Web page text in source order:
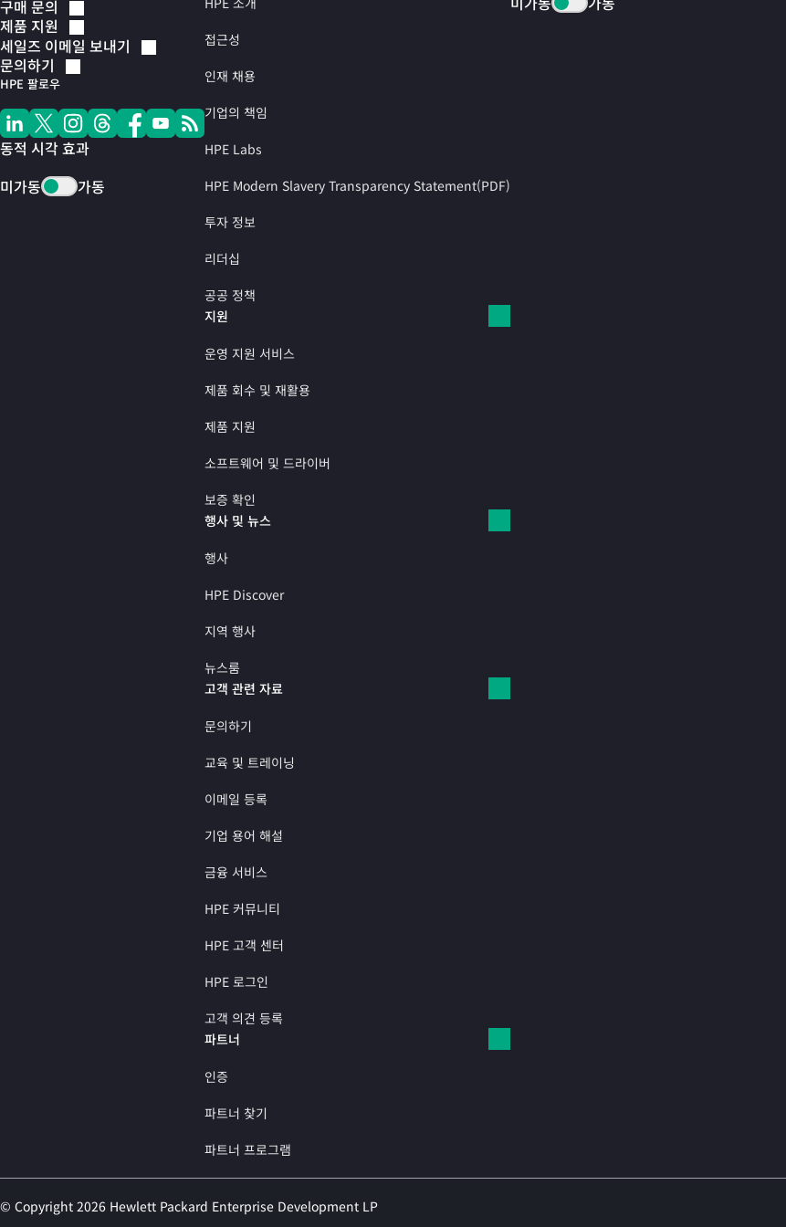
구매 문의
제품 지원
세일즈 이메일 보내기
문의하기
HPE 팔로우
동적 시각 효과
미가동
가동
접근성
인재 채용
기업의 책임
HPE Labs
HPE Modern Slavery Transparency Statement(PDF)
투자 정보
리더십
공공 정책
지원
운영 지원 서비스
제품 회수 및 재활용
제품 지원
소프트웨어 및 드라이버
보증 확인
행사 및 뉴스
행사
HPE Discover
지역 행사
뉴스룸
고객 관련 자료
문의하기
교육 및 트레이닝
이메일 등록
기업 용어 해설
금융 서비스
HPE 커뮤니티
HPE 고객 센터
HPE 로그인
고객 의견 등록
파트너
인증
파트너 찾기
파트너 프로그램
© Copyright 2026 Hewlett Packard Enterprise Development LP